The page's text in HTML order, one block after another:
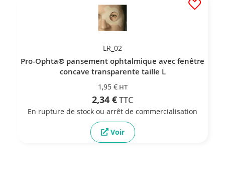
LR_02
Pro-Ophta® pansement ophtalmique avec fenêtre
concave transparente taille L
1,95 €
2,34 €
En rupture de stock ou arrêt de commercialisation
Voir